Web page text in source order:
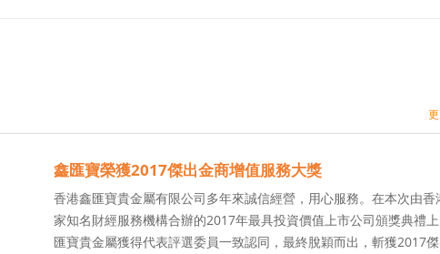
鑫匯寶榮獲2017傑出金商增值服務大獎
香港鑫匯寶貴金屬有限公司多年來誠信經營，用心服務。在本次由香
家知名財經服務機構合辦的2017年最具投資價值上市公司頒獎典禮
匯寶貴金屬獲得代表評選委員一致認同，最終脫穎而出，斬獲2017